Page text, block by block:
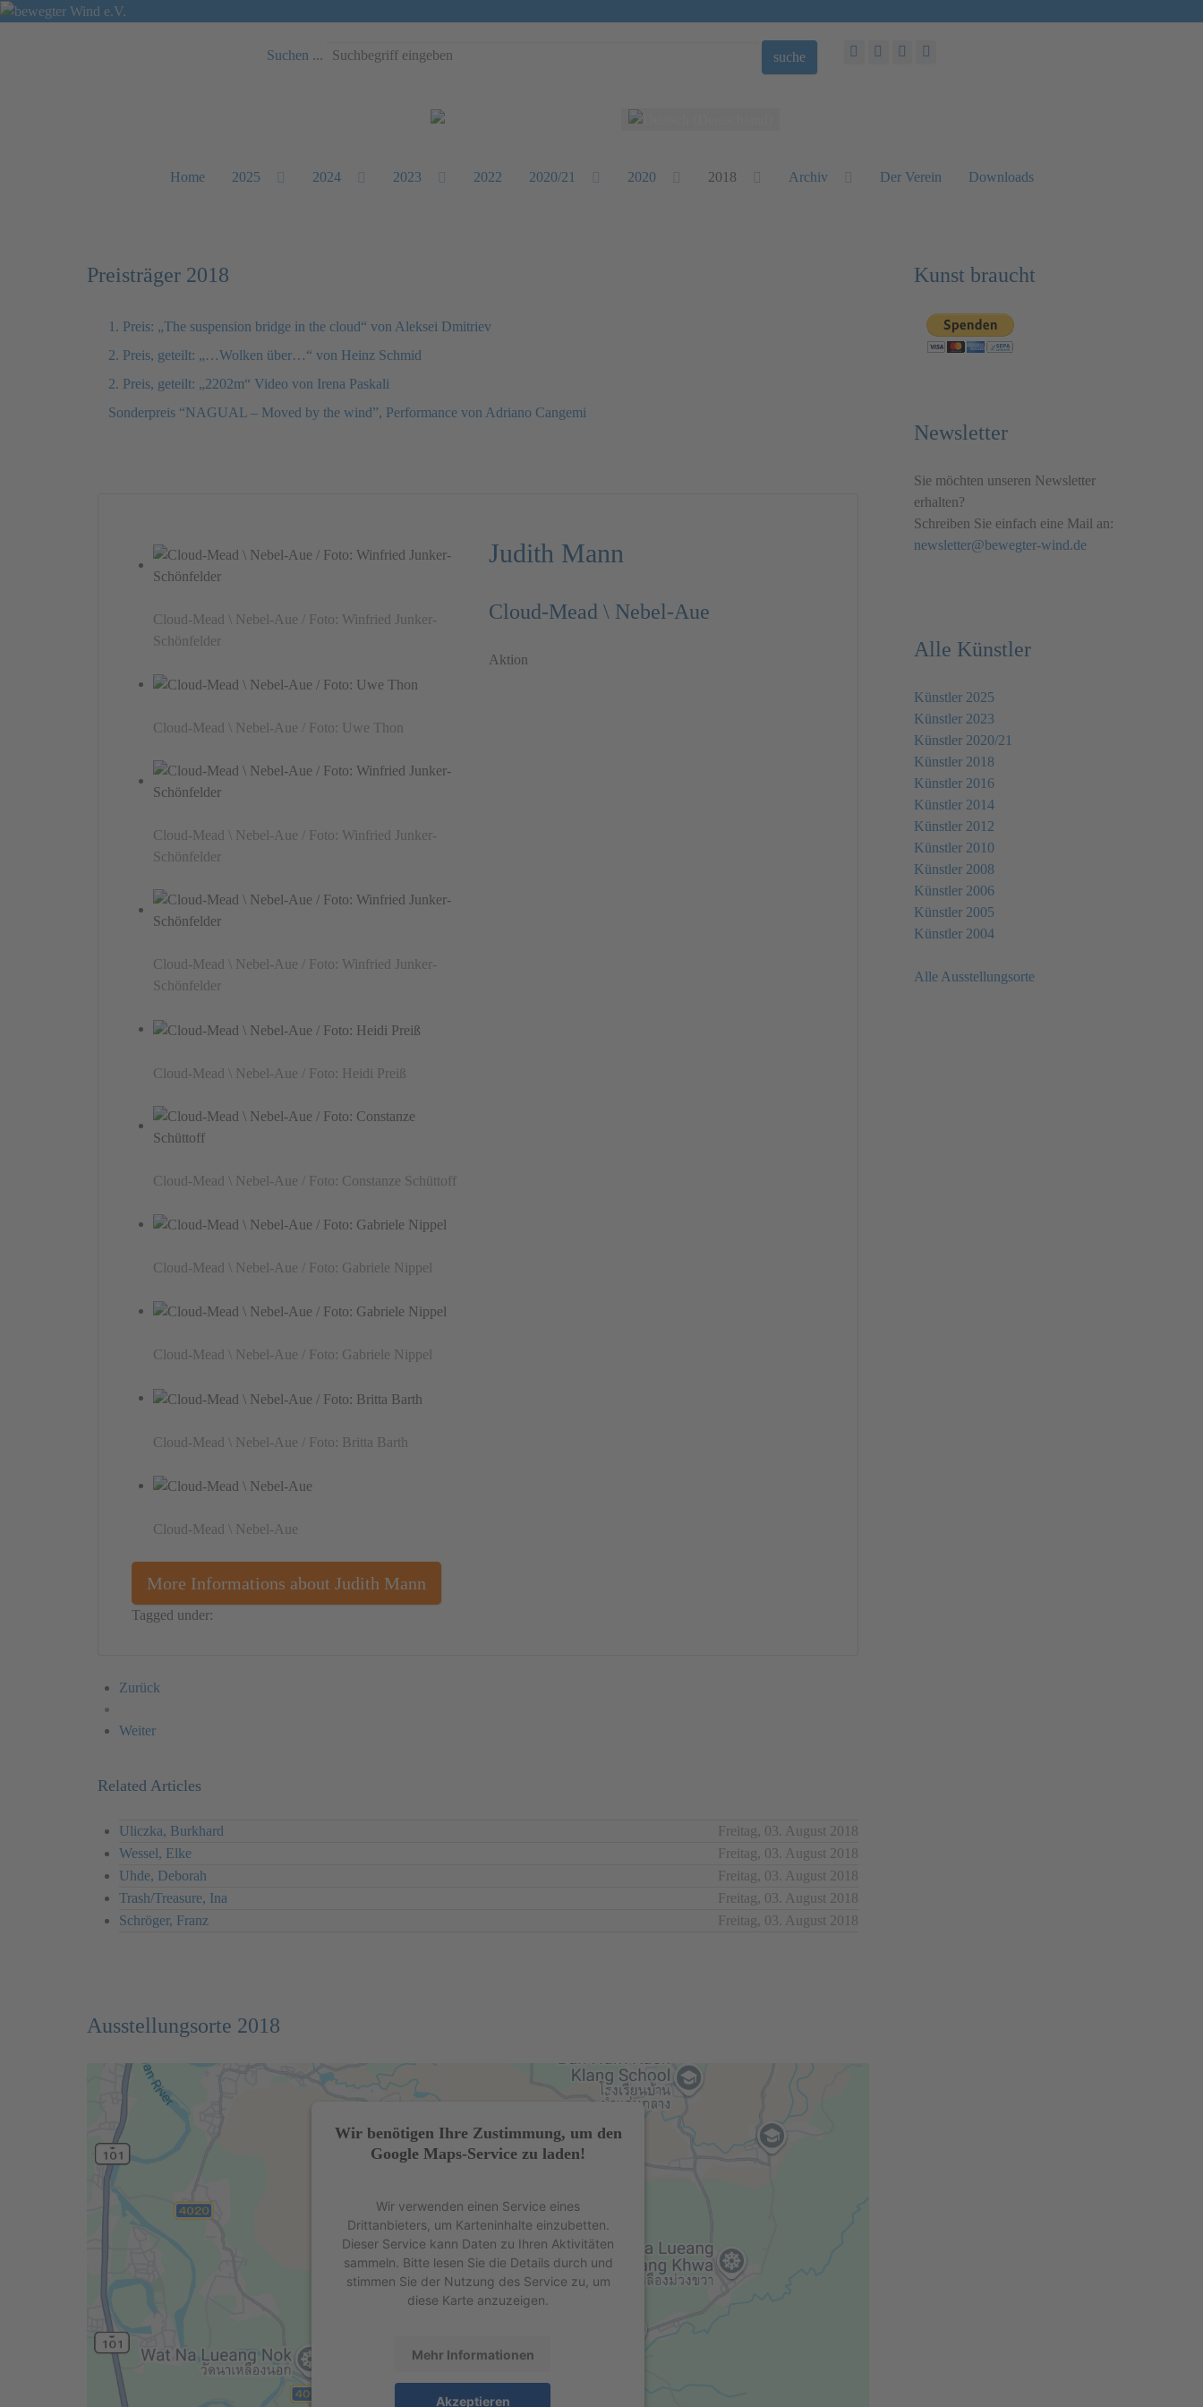
Suchen ... suche
Sprache auswählen
Home 2025 2024 2023 2022 2020/21 2020 2018 Archiv Der Verein Downloads
Preisträger 2018
1. Preis: „The suspension bridge in the cloud“ von Aleksei Dmitriev
2. Preis, geteilt: „…Wolken über…“ von Heinz Schmid
2. Preis, geteilt: „2202m“ Video von Irena Paskali
Sonderpreis “NAGUAL – Moved by the wind”, Performance von Adriano Cangemi
Cloud-Mead \ Nebel-Aue / Foto: Winfried Junker-
Schönfelder
Cloud-Mead \ Nebel-Aue / Foto: Uwe Thon
Cloud-Mead \ Nebel-Aue / Foto: Winfried Junker-
Schönfelder
Cloud-Mead \ Nebel-Aue / Foto: Winfried Junker-
Schönfelder
Cloud-Mead \ Nebel-Aue / Foto: Heidi Preiß
Cloud-Mead \ Nebel-Aue / Foto: Constanze Schüttoff
Cloud-Mead \ Nebel-Aue / Foto: Gabriele Nippel
Cloud-Mead \ Nebel-Aue / Foto: Gabriele Nippel
Cloud-Mead \ Nebel-Aue / Foto: Britta Barth
Cloud-Mead \ Nebel-Aue
Judith Mann
Cloud-Mead \ Nebel-Aue
Aktion
More Informations about Judith Mann
Tagged under:
Zurück
Weiter
Related Articles
Uliczka, Burkhard
Freitag, 03. August 2018
Wessel, Elke
Freitag, 03. August 2018
Uhde, Deborah
Freitag, 03. August 2018
Trash/Treasure, Ina
Freitag, 03. August 2018
Schröger, Franz
Freitag, 03. August 2018
Ausstellungsorte 2018
Wir benötigen Ihre Zustimmung, um den
Google Maps-Service zu laden!
Wir verwenden einen Service eines
Drittanbieters, um Karteninhalte einzubetten.
Dieser Service kann Daten zu Ihren Aktivitäten
sammeln. Bitte lesen Sie die Details durch und
stimmen Sie der Nutzung des Service zu, um
diese Karte anzuzeigen.
Mehr Informationen
Akzeptieren
Kunst braucht
Newsletter
Sie möchten unseren Newsletter
erhalten?
Schreiben Sie einfach eine Mail an:
newsletter@bewegter-wind.de
Alle Künstler
Künstler 2025
Künstler 2023
Künstler 2020/21
Künstler 2018
Künstler 2016
Künstler 2014
Künstler 2012
Künstler 2010
Künstler 2008
Künstler 2006
Künstler 2005
Künstler 2004
Alle Ausstellungsorte